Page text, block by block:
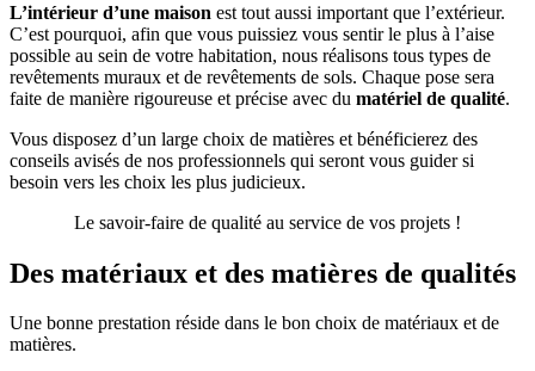
L’intérieur d’une maison est tout aussi important que l’extérieur.
C’est pourquoi, afin que vous puissiez vous sentir le plus à l’aise
possible au sein de votre habitation, nous réalisons tous types de
revêtements muraux et de revêtements de sols. Chaque pose sera
faite de manière rigoureuse et précise avec du matériel de qualité.
Vous disposez d’un large choix de matières et bénéficierez des
conseils avisés de nos professionnels qui seront vous guider si
besoin vers les choix les plus judicieux.
Le savoir-faire de qualité au service de vos projets !
Des matériaux et des matières de qualités
Une bonne prestation réside dans le bon choix de matériaux et de
matières.